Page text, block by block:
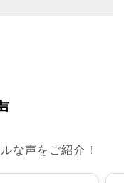
な声をご紹介！